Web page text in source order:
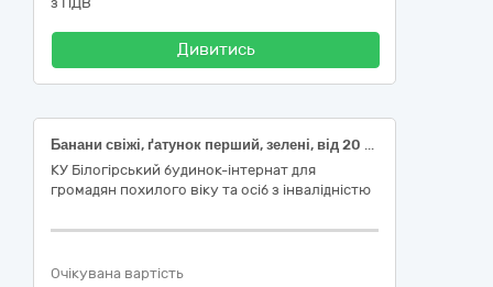
Дивитись
Банани свіжі, ґатунок перший, зелені, від 20 см, діаметр плоду не більше 4 см, Лимони свіжі, діаметр плоду не менше 4 см, першого сорту, Виноград свіжий столовий, першого товарного сорту, ДСТУ 2438, Нектарини свіжі, першого товарного сорту, не менше 45 мм , ДСТУ 7025, Абрикоси свіжі, сорт перший, Персики свіжі, першого товарного сорту, не менше 50 мм , ДСТУ 7025, Ківі, сорт перший, плід вагою не менше 70 г, Яблука свіжі, пізньостиглі, першого товарного сорту, жовті види плодів, ДСТУ 8133, Морква свіжа, першого товарного сорту, ДСТУ 7035, Буряк столовий першого товарного сорту, 5-10 см, ДСТУ 7033, Цибуля ріпчаста свіжа, першого товарного сорту, від 4 см, ДСТУ 3234, Капуста білоголова свіжа, ранньостигла, ДСТУ 7037, Кабачки свіжі, першого товарного сорту, довжина 7-26 см, Помідори (томати) свіжі, тепличні, округлі, ДСТУ 3246, Огірки свіжі, тепличні, середньоплідні (до 25см), ДСТУ 3247, Часник свіжий, першого товарного сорту, ДСТУ 3233 ( 03220000-9 - Овочі, фрукти та горіхи)
КУ Білогірський будинок-інтернат для
громадян похилого віку та осіб з інвалідністю
Очікувана вартість